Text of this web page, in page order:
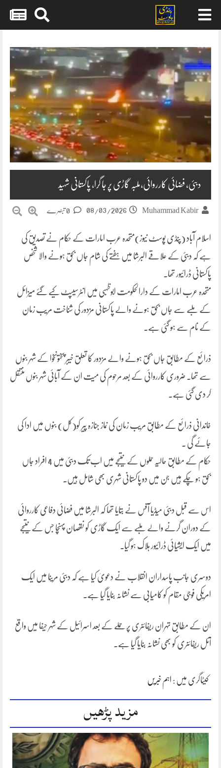
content
دبئی، فضائی کارروائی،ملبہ گاڑی پر جا گرا، پاکستانی شہید
Muhammad Kabir
08/03/2026
اسلام آباد (پنڈی پوسٹ نیوز)متحدہ عرب امارات کے حکام نے تصدیق کی
ہے کہ دبئی کے علاقے البرشا میں ہفتے کی شام جاں بحق ہونے والا شخص
پاکستانی ڈرائیور تھا۔
متحدہ عرب امارات کے دارالحکومت ابوظہبی میں انٹرسیپٹ کیے گئے میزائل
کے ملبے سے جاں بحق ہونے والے پاکستانی مزدور کی شناخت مریب زمان
کے نام سے ہو گئی ہے۔
ذرائع کے مطابق جاں بحق ہونے والے مزدور کا تعلق خیبر پختونخوا کے شہر بنوں
سے تھا۔ ضروری کارروائی کے بعد مرحوم کی میت ان کے آبائی شہر بنوں منتقل
کر دی گئی ہے۔
خاندانی ذرائع کے مطابق مریب زمان کی نماز جنازہ پیر کو(کل) بنوں میں ادا کی
جائے گی ۔
حکام کے مطابق حالیہ حملوں کے نتیجے میں اب تک دبئی میں 4 افراد جاں
بحق ہو چکے ہیں جن میں دو پاکستانی شہری بھی شامل ہیں۔
اس سے قبل دبئی میڈیا آفس نے بتایا تھا کہ البرشا میں فضائی دفاعی کارروائی
کے دوران گرنے والے ملبے سے ایک گاڑی کو نقصان پہنچا جس کے نتیجے
میں ایک ایشیائی ڈرائیور ہلاک ہو گیا۔
دوسری جانب پاسداران انقلاب نے دعویٰ کیا ہے کہ دبئی مرینا میں ایک
امریکی فوجی مقام کو کامیابی سے نشانہ بنایا گیا ہے۔
ان کے مطابق تہران ریفائنری پر حملے کے بعد اسرائیل کے شہر حیفا میں واقع
آئل ریفائنری کو بھی نشانہ بنایا گیا ہے۔
کیٹاگری میں : اہم خبریں
مزید پڑھیں